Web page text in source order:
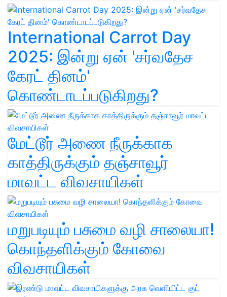
International Carrot Day
2025: இன்று ஏன் 'சர்வதேச
கேரட் தினம்'
கொண்டாடப்படுகிறது?
மேட்டூர் அணை நீருக்காக
காத்திருக்கும் தஞ்சாவூர்
மாவட்ட விவசாயிகள்
மறுபடியும் பசுமை வழி சாலையா!
கொந்தளிக்கும் கோவை
விவசாயிகள்